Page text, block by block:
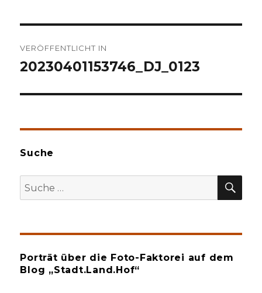
VERÖFFENTLICHT IN
20230401153746_DJ_0123
Suche
Suche
nach:
Porträt über die Foto-Faktorei auf dem
Blog „Stadt.Land.Hof“